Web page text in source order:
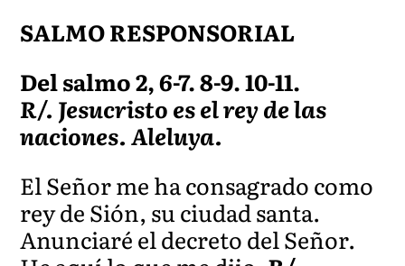
SALMO RESPONSORIAL
Del salmo 2, 6-7. 8-9. 10-11.
R/. Jesucristo es el rey de las
naciones. Aleluya.
El Señor me ha consagrado como
rey de Sión, su ciudad santa.
Anunciaré el decreto del Señor.